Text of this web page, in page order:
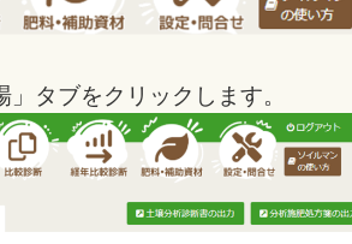
タブをクリックします。